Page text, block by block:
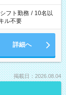
応募できません。
シフト勤務 / 10名以
ル不要
詳細へ
掲載日：2026.08.04